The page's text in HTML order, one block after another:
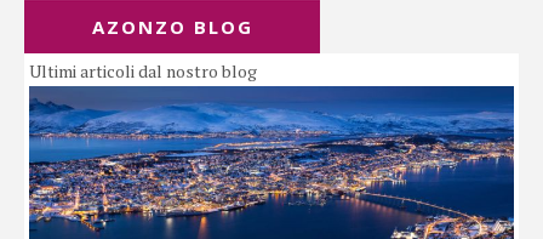
AZONZO BLOG
Ultimi articoli dal nostro blog